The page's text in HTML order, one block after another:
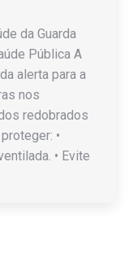
da Guarda
Pública A
alerta para a
nos
redobrados
•
• Evite